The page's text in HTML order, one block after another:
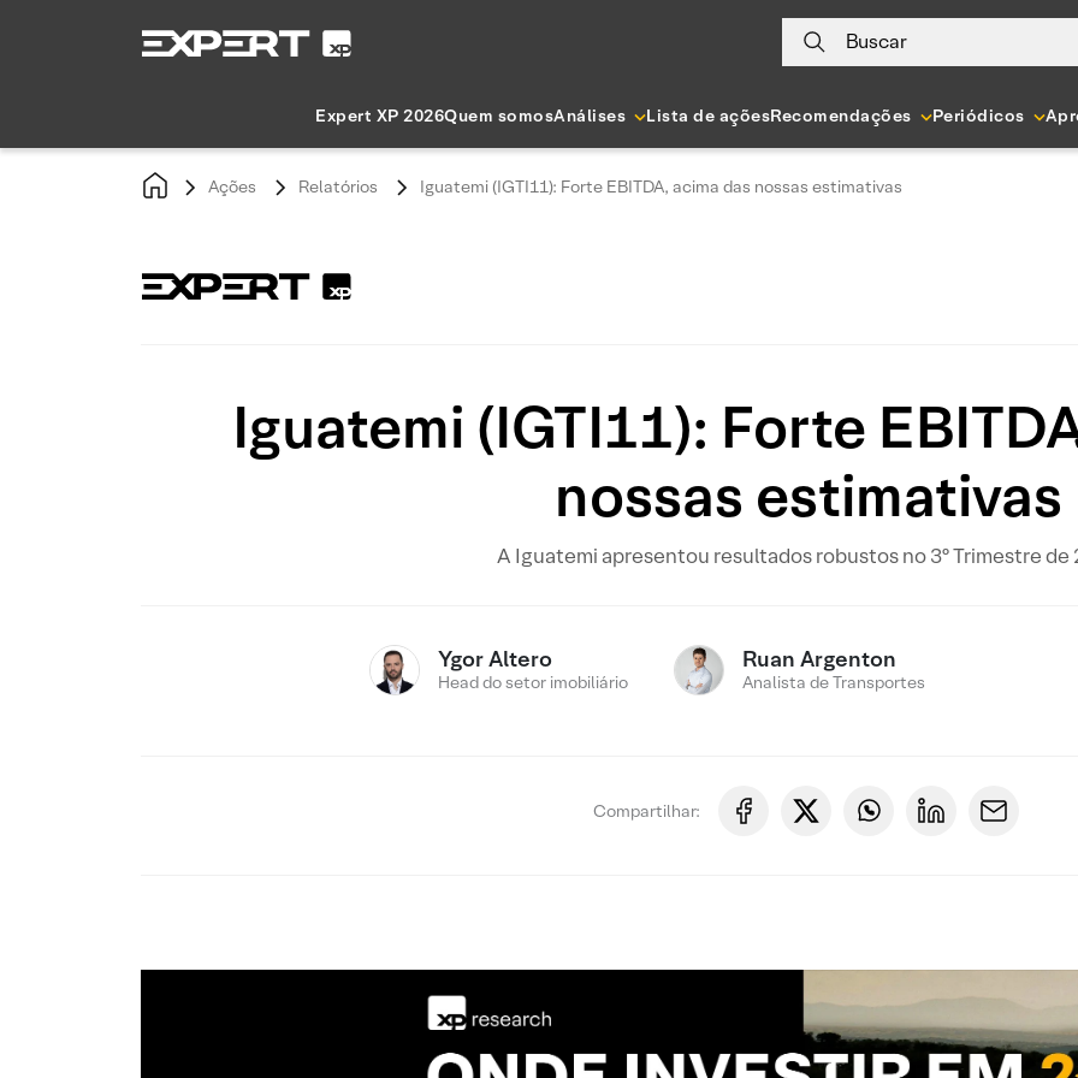
Buscar
Expert XP 2026Quem somosAnálises Lista de açõesRecomendações Periódicos
Ações Relatórios Iguatemi (IGTI11): Forte EBITDA, acima das nossas estimativas
Iguatemi (IGTI11): Forte
nossas estimativas
A Iguatemi apresentou resultados robustos no 3º Trimestre de
Ygor Altero
Head do setor imobiliário
Ruan Argenton
Analista de Transportes
Compartilhar: